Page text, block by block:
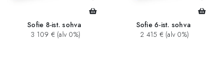
Sofie 8-ist. sohva
3 109 € (alv 0%)
Sofie 6-ist. sohva
2 415 € (alv 0%)